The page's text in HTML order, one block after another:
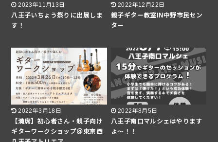
2023年11月13日
八王子いちょう祭りに出展しま
す！
2022年12月22日
親子ギター教室IN中野市民セン
ター
2022年3月18日
【満席】初心者さん・親子向け
ギターワークショップ＠東京西
2022年8月5日
八王子南口マルシェはやります
よ〜！！